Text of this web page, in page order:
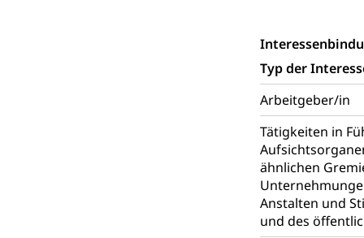
Typ der
Arbeitgeber/in
Tätigkeiten in
ähnlichen
Anstalten und
und des
Kinder- und
Pflege /
Hauspflege,
Betreuende
Religion
Kirche,
Sport